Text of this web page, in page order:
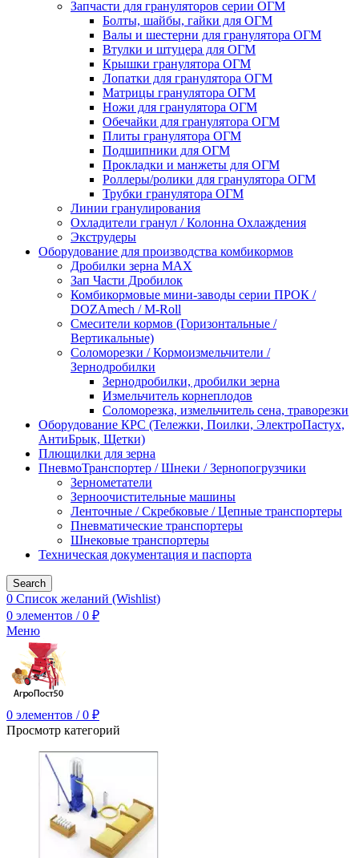
Запчасти для грануляторов серии ОГМ
Болты, шайбы, гайки для ОГМ
Валы и шестерни для гранулятора ОГМ
Втулки и штуцера для ОГМ
Крышки гранулятора ОГМ
Лопатки для гранулятора ОГМ
Матрицы гранулятора ОГМ
Ножи для гранулятора ОГМ
Обечайки для гранулятора ОГМ
Плиты гранулятора ОГМ
Подшипники для ОГМ
Прокладки и манжеты для ОГМ
Роллеры/ролики для гранулятора ОГМ
Трубки гранулятора ОГМ
Линии гранулирования
Охладители гранул / Колонна Охлаждения
Экструдеры
Оборудование для производства комбикормов
Дробилки зерна МАХ
Зап Части Дробилок
Комбикормовые мини-заводы серии ПРОК /
DOZAmech / M-Roll
Смесители кормов (Горизонтальные /
Вертикальные)
Соломорезки / Кормоизмельчители /
Зернодробилки
Зернодробилки, дробилки зерна
Измельчитель корнеплодов
Соломорезка, измельчитель сена, траворезки
Оборудование КРС (Тележки, Поилки, ЭлектроПастух,
АнтиБрык, Щетки)
Плющилки для зерна
ПневмоТранспортер / Шнеки / Зернопогрузчики
Зернометатели
Зерноочистительные машины
Ленточные / Скребковые / Цепные транспортеры
Пневматические транспортеры
Шнековые транспортеры
Техническая документация и паспорта
Search
0 Список желаний (Wishlist)
0 элементов / 0 ₽
Меню
0 элементов / 0 ₽
Просмотр категорий